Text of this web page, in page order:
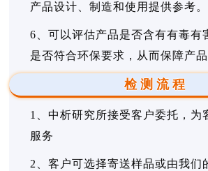
产品设计、制造和使用提供参考。
6、可以评估产品是否含有有毒有
是否符合环保要求，从而保障产品
检测流程
1、中析研究所接受客户委托，为
服务
2、客户可选择寄送样品或由我们